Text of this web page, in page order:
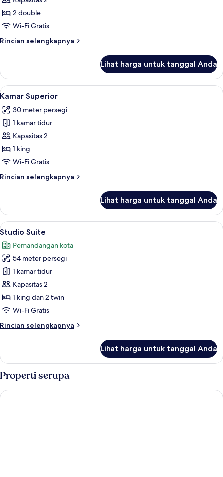
2 double
Wi-Fi Gratis
Rincian selengkapnya
Rincian
Kamar
Deluks
Lihat harga untuk tanggal Anda
Lihat
semua
foto
untuk
Kamar
Superior
Kamar Superior | Brankas, meja
9
Kamar Superior
30 meter persegi
1 kamar tidur
Kapasitas 2
1 king
Wi-Fi Gratis
Rincian selengkapnya
Rincian
Kamar
Superior
Lihat harga untuk tanggal Anda
Lihat
semua
foto
untuk
Studio
Suite
Studio Suite | Brankas, meja kerja,
10
Studio Suite
Pemandangan kota
54 meter persegi
1 kamar tidur
Kapasitas 2
1 king dan 2 twin
Wi-Fi Gratis
Rincian selengkapnya
Rincian
Studio
Suite
Lihat harga untuk tanggal Anda
Properti serupa
Super OYO Capital O 1630 Hotel Syariah Ring Road